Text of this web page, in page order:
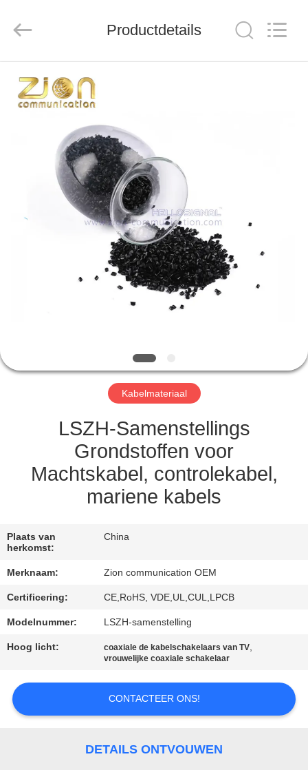
HUIS
ONGEVEER
FABRIEKSREIS
KWALITEITSCONTROLE
CONTACTEER
VERZOEK
CITAAT
SITEMAP
POLICY
Productdetails
Kabelmateriaal
LSZH-Samenstellings
Grondstoffen voor
Machtskabel, controlekabel,
mariene kabels
Plaats van
herkomst:
China
Merknaam: Zion communication OEM
Certificering: CE,RoHS, VDE,UL,CUL,LPCB
Modelnummer: LSZH-samenstelling
Hoog licht: coaxiale de kabelschakelaars van TV,
vrouwelijke coaxiale schakelaar
CONTACTEER ONS!
DETAILS ONTVOUWEN